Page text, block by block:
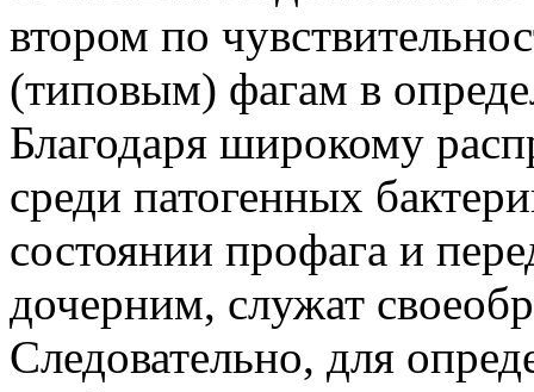
втором по
(типовым) фагам в
Благодаря широкому
среди патогенных
состоянии профага и
дочерним, служат
Следовательно, для